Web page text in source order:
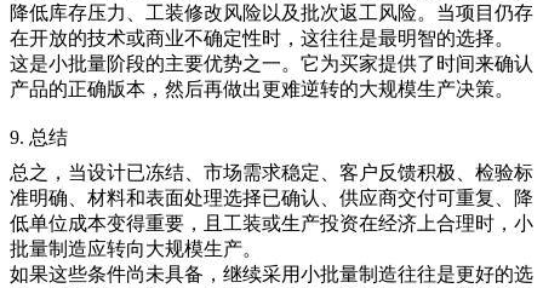
降低库存压力、工装修改风险以及批次返工风险。当项目仍存
在开放的技术或商业不确定性时，这往往是最明智的选择。
这是小批量阶段的主要优势之一。它为买家提供了时间来确认
产品的正确版本，然后再做出更难逆转的大规模生产决策。
9. 总结
总之，当设计已冻结、市场需求稳定、客户反馈积极、检验标
准明确、材料和表面处理选择已确认、供应商交付可重复、降
低单位成本变得重要，且工装或生产投资在经济上合理时， 小
批量制造应转向大规模生产。
如果这些条件尚未具备，继续采用小批量制造往往是更好的选